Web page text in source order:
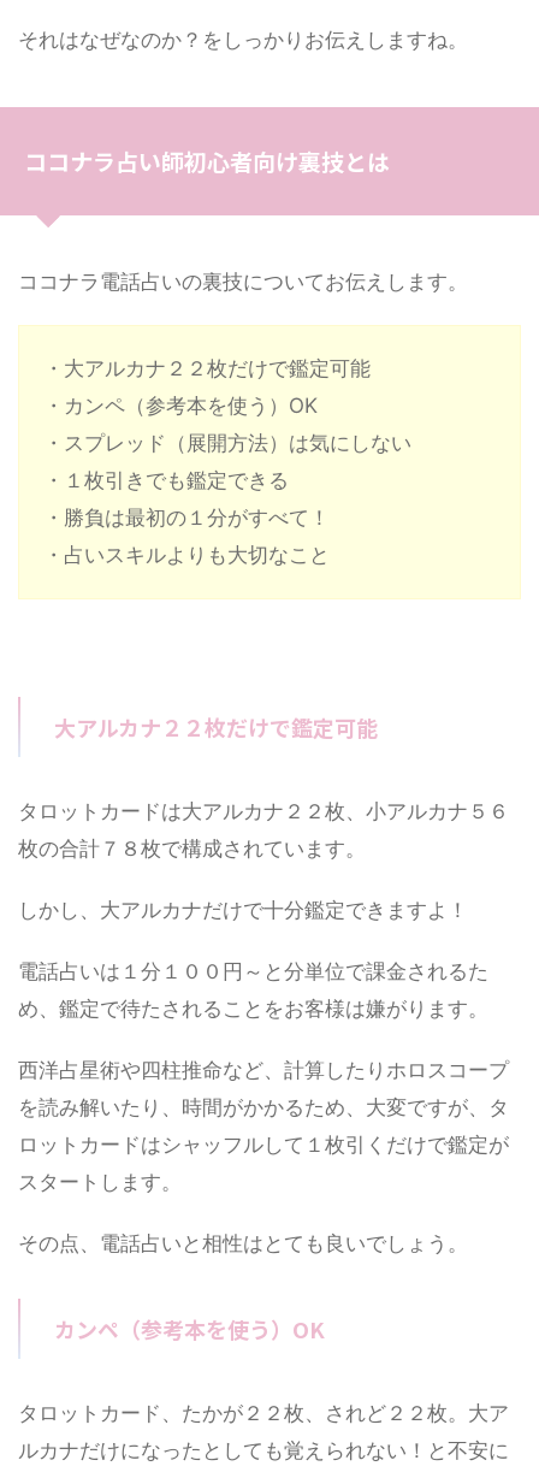
それはなぜなのか？をしっかりお伝えしますね。
ココナラ占い師初心者向け裏技とは
ココナラ電話占いの裏技についてお伝えします。
・大アルカナ２２枚だけで鑑定可能
・カンペ（参考本を使う）OK
・スプレッド（展開方法）は気にしない
・１枚引きでも鑑定できる
・勝負は最初の１分がすべて！
・占いスキルよりも大切なこと
大アルカナ２２枚だけで鑑定可能
タロットカードは大アルカナ２２枚、小アルカナ５６
枚の合計７８枚で構成されています。
しかし、大アルカナだけで十分鑑定できますよ！
電話占いは１分１００円～と分単位で課金されるた
め、鑑定で待たされることをお客様は嫌がります。
西洋占星術や四柱推命など、計算したりホロスコープ
を読み解いたり、時間がかかるため、大変ですが、タ
ロットカードはシャッフルして１枚引くだけで鑑定が
スタートします。
その点、電話占いと相性はとても良いでしょう。
カンペ（参考本を使う）OK
タロットカード、たかが２２枚、されど２２枚。大ア
ルカナだけになったとしても覚えられない！と不安に